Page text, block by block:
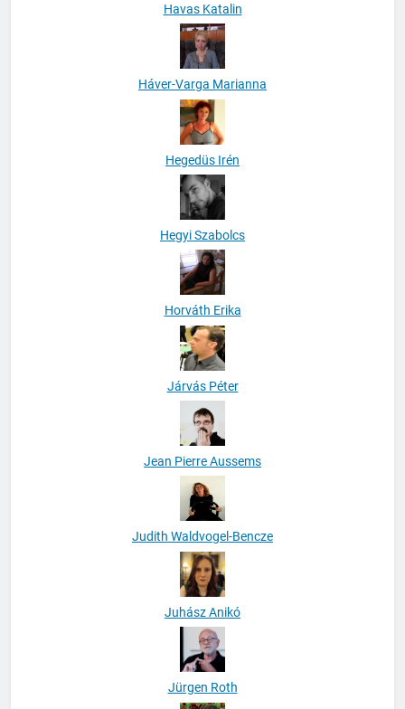
Havas Katalin
Háver-Varga Marianna
Hegedüs Irén
Hegyi Szabolcs
Horváth Erika
Járvás Péter
Jean Pierre Aussems
Judith Waldvogel-Bencze
Juhász Anikó
Jürgen Roth